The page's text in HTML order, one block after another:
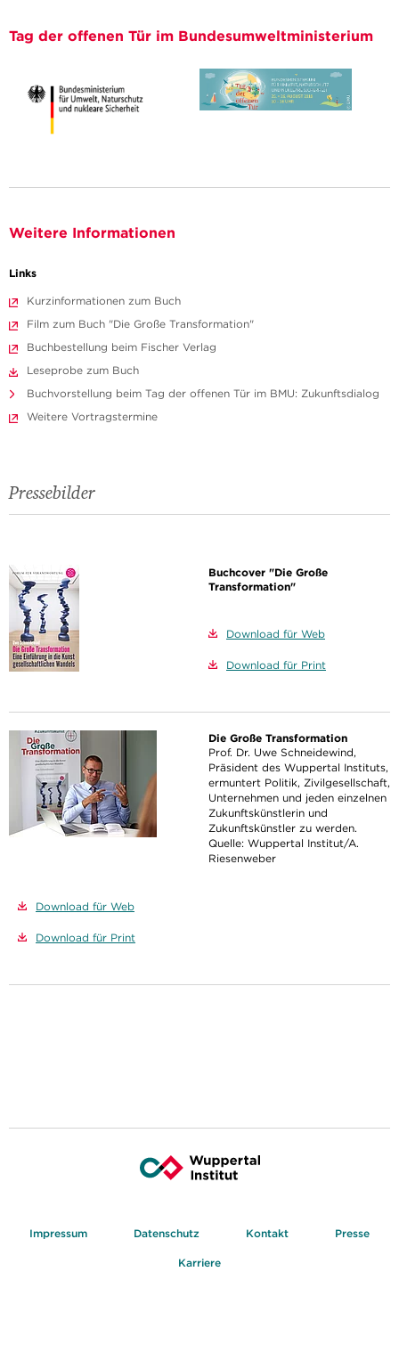
Tag der offenen Tür im Bundesumweltministerium
Weitere Informationen
Links
Kurzinformationen zum Buch
Film zum Buch "Die Große Transformation"
Buchbestellung beim Fischer Verlag
Leseprobe zum Buch
Buchvorstellung beim Tag der offenen Tür im BMU: Zukunftsdialog
Weitere Vortragstermine
Pressebilder
Buchcover "Die Große
Transformation"
Download für Web
Download für Print
Die Große Transformation
Prof. Dr. Uwe Schneidewind,
Präsident des Wuppertal Instituts,
ermuntert Politik, Zivilgesellschaft,
Unternehmen und jeden einzelnen
Zukunftskünstlerin und
Zukunftskünstler zu werden.
Quelle: Wuppertal Institut/A.
Riesenweber
Download für Web
Download für Print
Impressum Datenschutz Kontakt Presse
Karriere